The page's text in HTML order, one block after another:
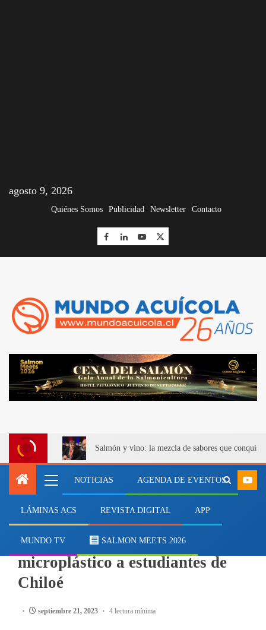
agosto 9, 2026
Quiénes Somos Publicidad Newsletter Contacto
Salmón y vino: la mezcla de sabores que
NOTICIAS AGENDA DE EVENTOS
LÁMINAS ACS REVISTA DIGITAL APP
MUNDO TV SALMON MEETS 2026
Realizan talleres sobre
microplástico a estudiantes de
Chiloé
septiembre 21, 2023 4 lectura mínima